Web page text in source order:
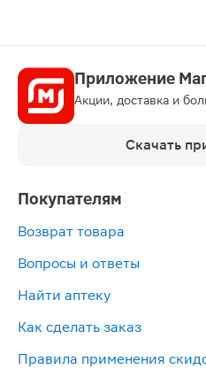
Приложение
Акции, доставка и
Скачать
Покупателям
Возврат товара
Вопросы и ответы
Найти аптеку
Как сделать заказ
Правила применения